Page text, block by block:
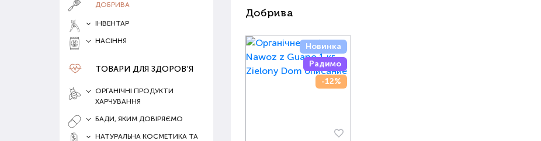
ДОБРИВА
ІНВЕНТАР
НАСІННЯ
ТОВАРИ ДЛЯ ЗДОРОВ‘Я
ОРГАНІЧНІ ПРОДУКТИ
ХАРЧУВАННЯ
БАДИ, ЯКИМ ДОВІРЯЄМО
НАТУРАЛЬНА КОСМЕТИКА ТА
Добрива
Новинка
Радимо
-12%